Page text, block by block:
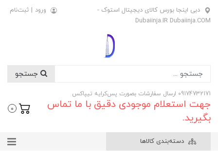
دبی اینجا بورس کالای دیجیتال استوک -
Dubaiinja.IR Dubaiinja.COM
ورود | ثبت‌نام
09174732171 ارسال سفارشات بصورت پس‌کرایه تیپاکس
جهت استعلام موجودی دقیق با ما تماس
بگیرید.
0
دسته‌بندی کالاها